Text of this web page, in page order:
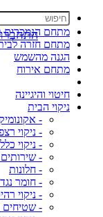
מתחם הנמכרים
מתחם חזרה
הגנה מהשמש
מתחם אירוח
חיטוי והיגיינה
ניקוי הבית
-
- ניקוי
- ניקוי
-
- חלונות
- חומר
- ניקוי
- שטיחים